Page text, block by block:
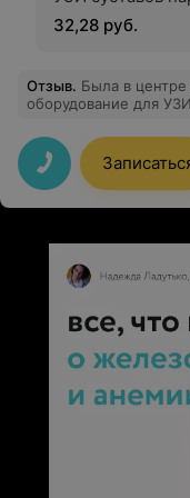
32,28 руб.
Отзыв. Была в
оборудование для
Обслуживание 10/10.